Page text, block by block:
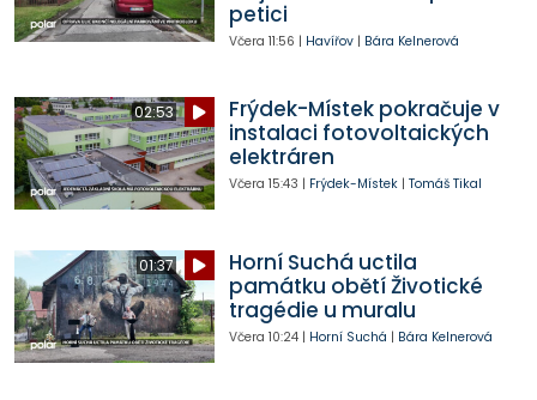
petici
Včera 11:56 | Havířov| Bára Kelnerová
02:53
Frýdek-Místek pokračuje v
instalaci fotovoltaických
elektráren
Včera 15:43 | Frýdek-Místek| Tomáš Tikal
01:37
Horní Suchá uctila
památku obětí Životické
tragédie u muralu
Včera 10:24| Horní Suchá | Bára Kelnerová